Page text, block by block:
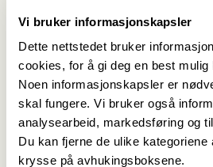
Vi bruker informasjonskapsler
Dette nettstedet bruker
cookies, for å gi deg en best mulig
Noen informasjonskapsler er
skal fungere. Vi bruker også
analysearbeid, markedsføring og
Du kan fjerne de ulike kategoriene
krysse på avhukingsboksene.
4. september 2024
Knivene kvesses
før lokale
forhandlinger i
Oslo kommune
30.